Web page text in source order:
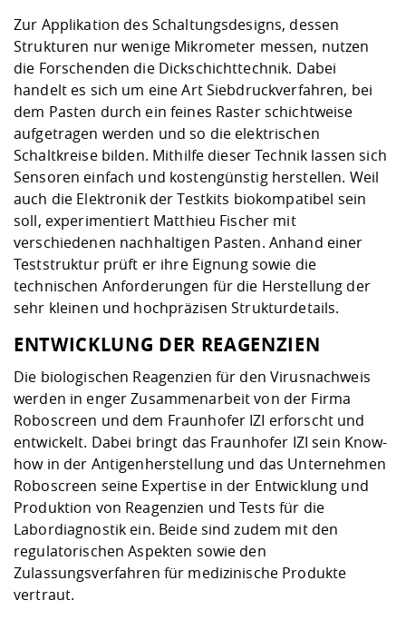
Zur Applikation des Schaltungsdesigns, dessen
Strukturen nur wenige Mikrometer messen, nutzen
die Forschenden die Dickschichttechnik. Dabei
handelt es sich um eine Art Siebdruckverfahren, bei
dem Pasten durch ein feines Raster schichtweise
aufgetragen werden und so die elektrischen
Schaltkreise bilden. Mithilfe dieser Technik lassen sich
Sensoren einfach und kostengünstig herstellen. Weil
auch die Elektronik der Testkits biokompatibel sein
soll, experimentiert Matthieu Fischer mit
verschiedenen nachhaltigen Pasten. Anhand einer
Teststruktur prüft er ihre Eignung sowie die
technischen Anforderungen für die Herstellung der
sehr kleinen und hochpräzisen Strukturdetails.
ENTWICKLUNG DER REAGENZIEN
Die biologischen Reagenzien für den Virusnachweis
werden in enger Zusammenarbeit von der Firma
Roboscreen und dem Fraunhofer IZI erforscht und
entwickelt. Dabei bringt das Fraunhofer IZI sein Know-
how in der Antigenherstellung und das Unternehmen
Roboscreen seine Expertise in der Entwicklung und
Produktion von Reagenzien und Tests für die
Labordiagnostik ein. Beide sind zudem mit den
regulatorischen Aspekten sowie den
Zulassungsverfahren für medizinische Produkte
vertraut.